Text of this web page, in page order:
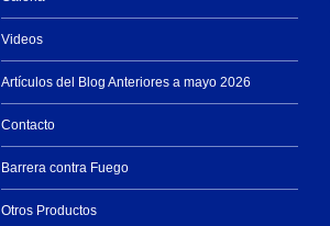
Videos
Artículos del Blog Anteriores a mayo 2026
Contacto
Barrera contra Fuego
Otros Productos